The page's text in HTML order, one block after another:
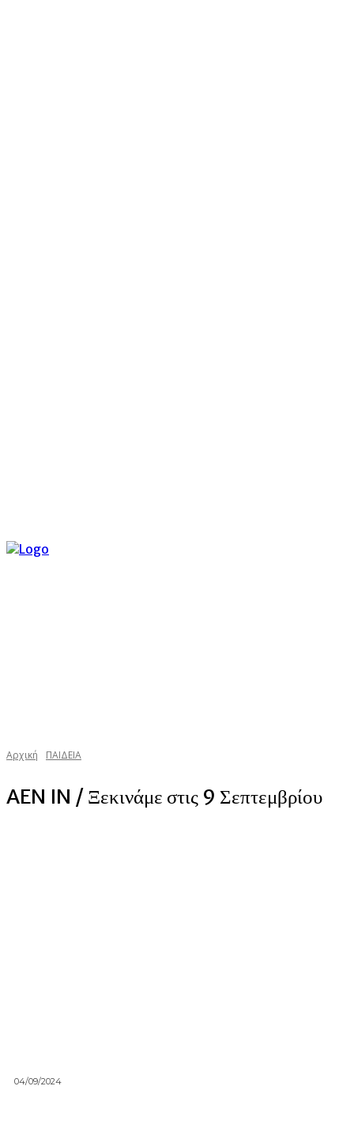
Αρχική ΠΑΙΔΕΙΑ
AEN IN / Ξεκινάμε στις 9 Σεπτεμβρίου
04/09/2024